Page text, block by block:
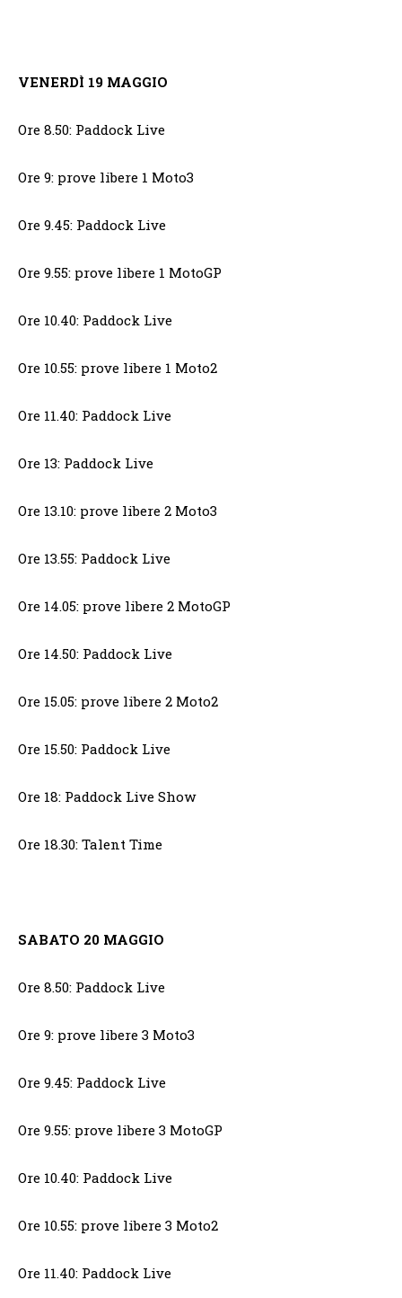
VENERDÌ 19 MAGGIO
Ore 8.50: Paddock Live
Ore 9: prove libere 1 Moto3
Ore 9.45: Paddock Live
Ore 9.55: prove libere 1 MotoGP
Ore 10.40: Paddock Live
Ore 10.55: prove libere 1 Moto2
Ore 11.40: Paddock Live
Ore 13: Paddock Live
Ore 13.10: prove libere 2 Moto3
Ore 13.55: Paddock Live
Ore 14.05: prove libere 2 MotoGP
Ore 14.50: Paddock Live
Ore 15.05: prove libere 2 Moto2
Ore 15.50: Paddock Live
Ore 18: Paddock Live Show
Ore 18.30: Talent Time
SABATO 20 MAGGIO
Ore 8.50: Paddock Live
Ore 9: prove libere 3 Moto3
Ore 9.45: Paddock Live
Ore 9.55: prove libere 3 MotoGP
Ore 10.40: Paddock Live
Ore 10.55: prove libere 3 Moto2
Ore 11.40: Paddock Live